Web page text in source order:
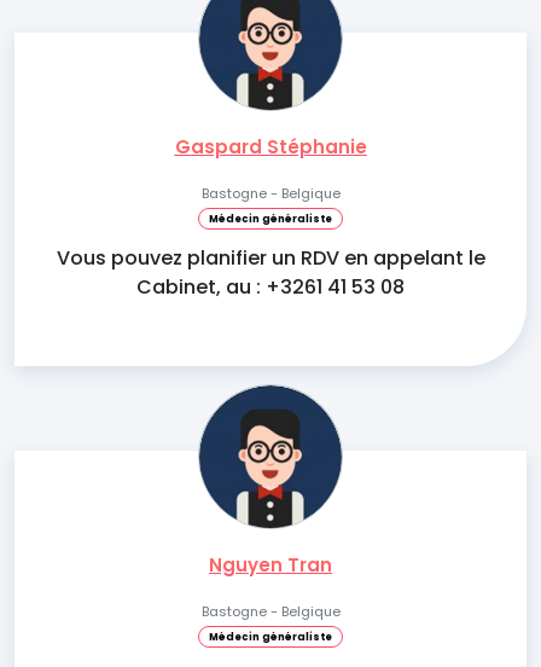
Gaspard Stéphanie
Bastogne - Belgique
Médecin généraliste
Vous pouvez planifier un RDV en appelant le
Cabinet, au : +3261 41 53 08
Nguyen Tran
Bastogne - Belgique
Médecin généraliste